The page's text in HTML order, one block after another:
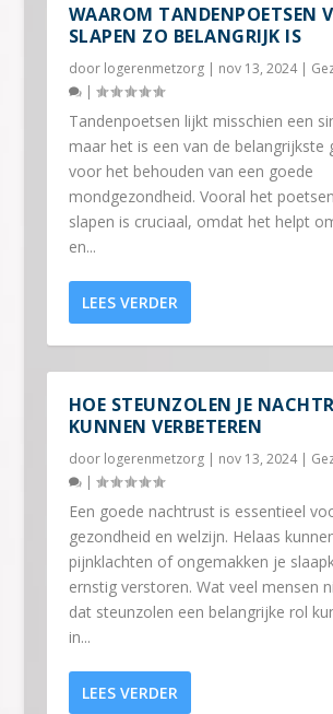
WAAROM TANDENPOETSEN
SLAPEN ZO BELANGRIJK IS
door logerenmetzorg| nov 13, 2024|
|
Tandenpoetsen lijkt misschien een
maar het is een van de belangrijkste
voor het behouden van een goede
mondgezondheid. Vooral het
slapen is cruciaal, omdat het helpt
en...
LEES VERDER
HOE STEUNZOLEN JE
KUNNEN VERBETEREN
door logerenmetzorg| nov 13, 2024|
|
Een goede nachtrust is essentieel
gezondheid en welzijn. Helaas
pijnklachten of ongemakken je
ernstig verstoren. Wat veel mensen
dat steunzolen een belangrijke rol
in...
LEES VERDER